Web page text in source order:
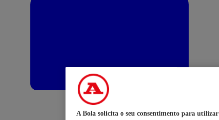
A Bola solicita o seu consentimento para utilizar